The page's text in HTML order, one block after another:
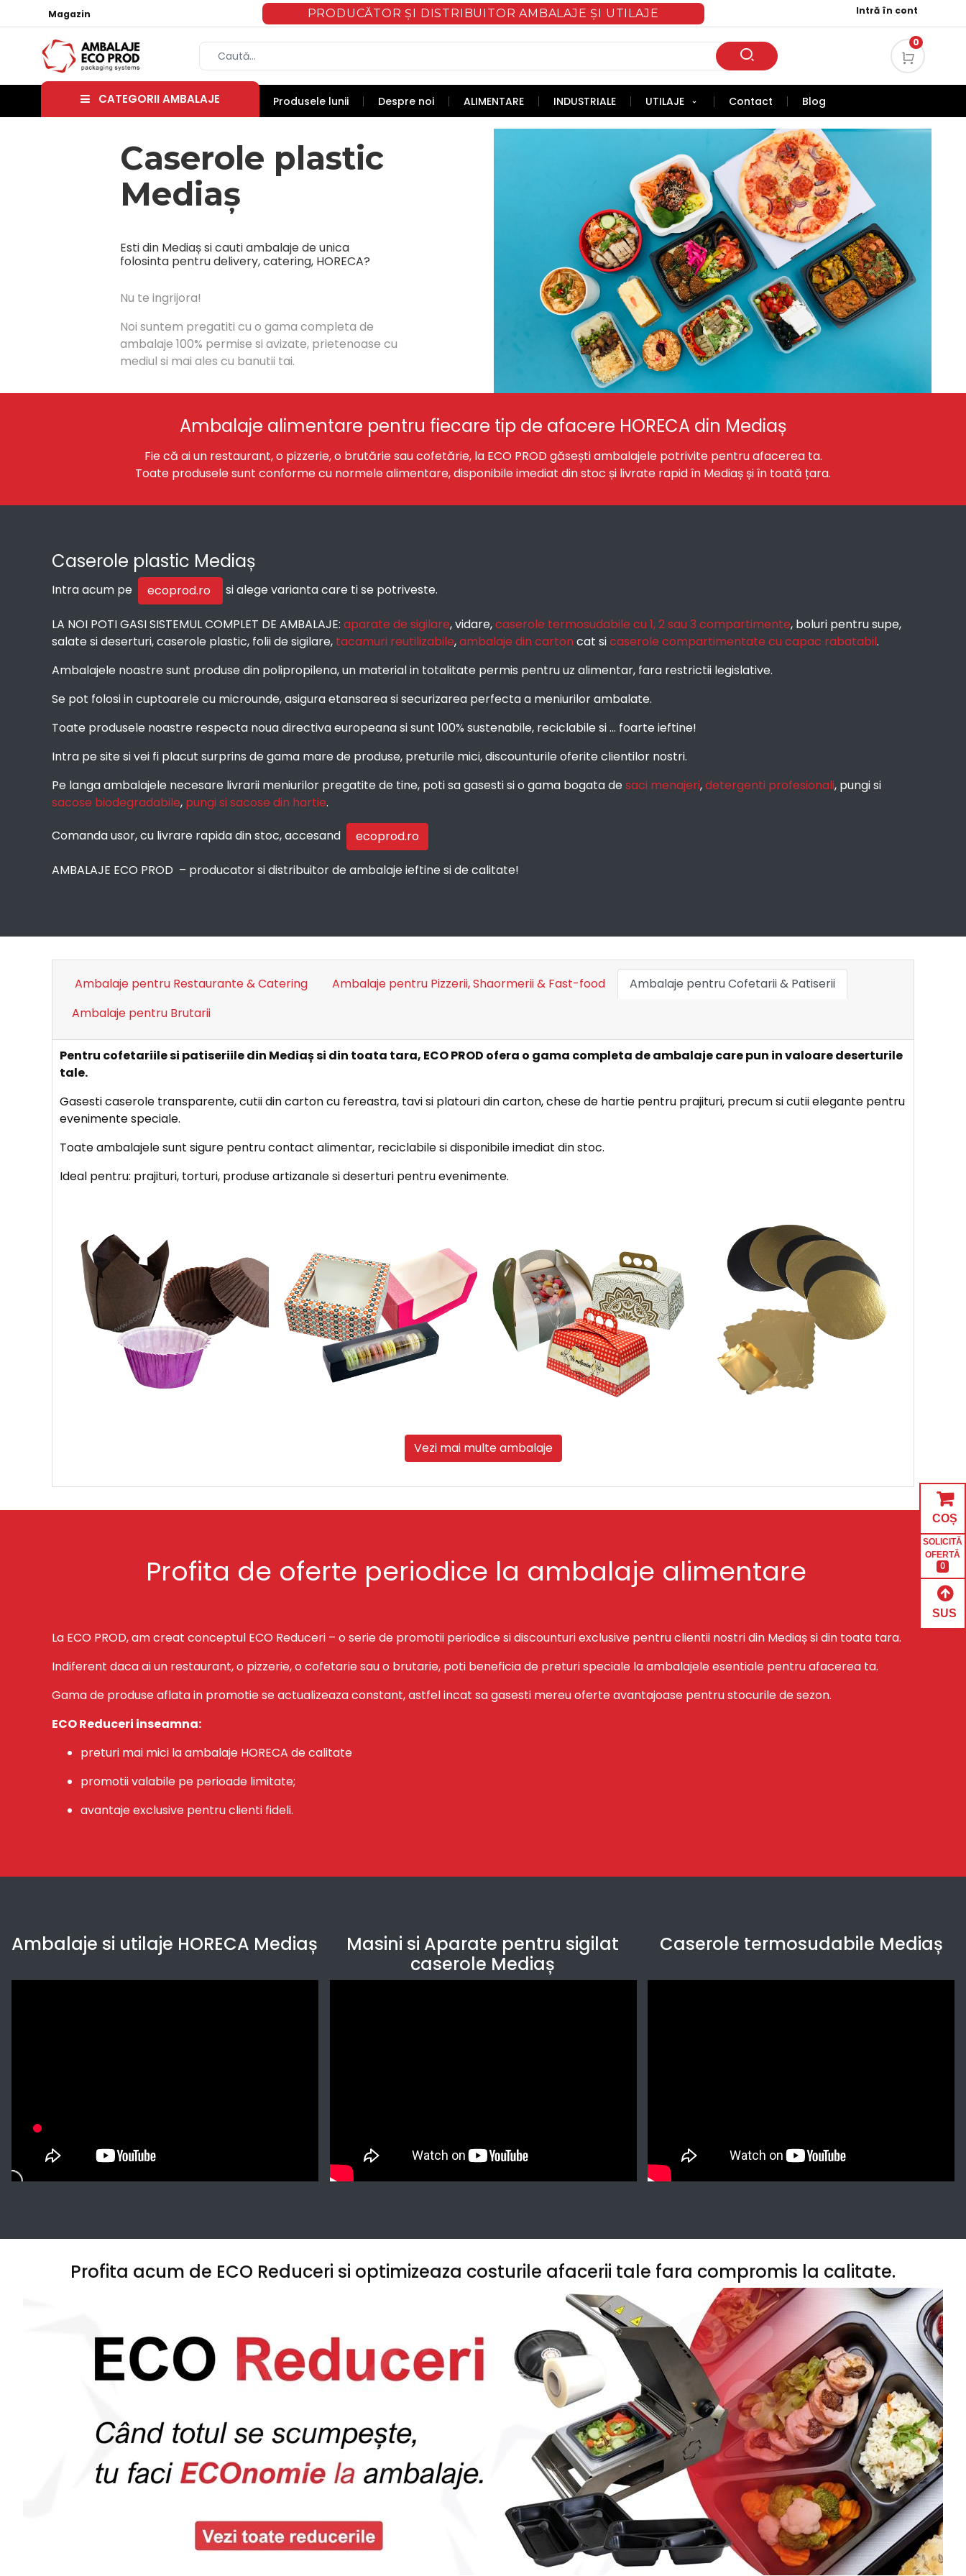
Magazin PRODUCĂTOR ȘI DISTRIBUITOR AMBALAJE ȘI UTILAJE Intră în cont
0
CATEGORII AMBALAJE Produsele lunii Despre noi ALIMENTARE INDUSTRIALE UTILAJE Contact Blog
Caserole plastic
Mediaș
Esti din Mediaș si cauti ambalaje de unica
folosinta pentru delivery, catering, HORECA?
Nu te ingrijora!
Noi suntem pregatiti cu o gama completa de
ambalaje 100% permise si avizate, prietenoase cu
mediul si mai ales cu banutii tai.
Ambalaje alimentare pentru fiecare tip de afacere HORECA din Mediaș
Fie că ai un restaurant, o pizzerie, o brutărie sau cofetărie, la ECO PROD găsești ambalajele potrivite pentru afacerea ta.
Toate produsele sunt conforme cu normele alimentare, disponibile imediat din stoc și livrate rapid în Mediaș și în toată țara.
Caserole plastic Mediaș
Intra acum pe ecoprod.ro si alege varianta care ti se potriveste.
LA NOI POTI GASI SISTEMUL COMPLET DE AMBALAJE: aparate de sigilare, vidare,caserole termosudabile cu 1, 2 sau 3 compartimente, boluri pentru supe,
salate si deserturi, caserole plastic, folii de sigilare, tacamuri reutilizabile,ambalaje din carton cat sicaserole compartimentate cu capac rabatabil.
Ambalajele noastre sunt produse din polipropilena, un material in totalitate permis pentru uz alimentar, fara restrictii legislative.
Se pot folosi in cuptoarele cu microunde, asigura etansarea si securizarea perfecta a meniurilor ambalate.
Toate produsele noastre respecta noua directiva europeana si sunt 100% sustenabile, reciclabile si ... foarte ieftine!
Intra pe site si vei fi placut surprins de gama mare de produse, preturile mici, discounturile oferite clientilor nostri.
Pe langa ambalajele necesare livrarii meniurilor pregatite de tine, poti sa gasesti si o gama bogata desaci menajeri,detergenti profesionali, pungi si
sacose biodegradabile, pungi si sacose din hartie.
Comanda usor, cu livrare rapida din stoc, accesand ecoprod.ro
AMBALAJE ECO PROD – producator si distribuitor de ambalaje ieftine si de calitate!
Ambalaje pentru Restaurante & Catering Ambalaje pentru Pizzerii, Shaormerii & Fast-food
Ambalaje pentru Cofetarii & Patiserii
Ambalaje pentru Brutarii
Pentru cofetariile si patiseriile din Mediaș si din toata tara, ECO PROD ofera o gama completa de ambalaje care pun in valoare deserturile
tale.
Gasesti caserole transparente, cutii din carton cu fereastra, tavi si platouri din carton, chese de hartie pentru prajituri, precum si cutii elegante pentru
evenimente speciale.
Toate ambalajele sunt sigure pentru contact alimentar, reciclabile si disponibile imediat din stoc.
Ideal pentru: prajituri, torturi, produse artizanale si deserturi pentru evenimente.
Vezi mai multe ambalaje
Profita de oferte periodice la ambalaje alimentare
La ECO PROD, am creat conceptul ECO Reduceri – o serie de promotii periodice si discounturi exclusive pentru clientii nostri din Mediaș si din toata tara.
Indiferent daca ai un restaurant, o pizzerie, o cofetarie sau o brutarie, poti beneficia de preturi speciale la ambalajele esentiale pentru afacerea ta.
Gama de produse aflata in promotie se actualizeaza constant, astfel incat sa gasesti mereu oferte avantajoase pentru stocurile de sezon.
ECO Reduceri inseamna:
preturi mai mici la ambalaje HORECA de calitate
promotii valabile pe perioade limitate;
avantaje exclusive pentru clienti fideli.
Ambalaje si utilaje HORECA Mediaș
Masini si Aparate pentru sigilat
caserole Mediaș
Caserole termosudabile Mediaș
Profita acum de ECO Reduceri si optimizeaza costurile afacerii tale fara compromis la calitate.
COȘ
SOLICITĂ
OFERTĂ
0
SUS